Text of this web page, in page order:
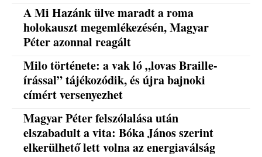
A Mi Hazánk ülve maradt a roma
holokauszt megemlékezésén, Magyar
Péter azonnal reagált
Milo története: a vak ló „lovas Braille-
írással” tájékozódik, és újra bajnoki
címért versenyezhet
Magyar Péter felszólalása után
elszabadult a vita: Bóka János szerint
elkerülhető lett volna az energiaválság